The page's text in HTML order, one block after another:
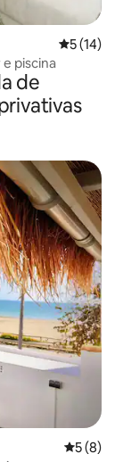
5 de uma
5 (14)
piscina
de
5 de
5 (8)